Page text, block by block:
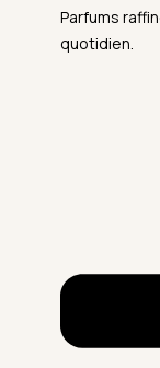
Parfums
quotidien.